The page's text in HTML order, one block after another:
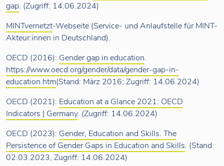
gap. (Zugriff: 14.06.2024)
MINTvernetzt-Webseite (Service- und Anlaufstelle für MINT-
Akteur:innen in Deutschland).
OECD (2016): Gender gap in education.
https://www.oecd.org/gender/data/gender-gap-in-
education.htm(Stand: März 2016; Zugriff: 14.06.2024)
OECD (2021): Education at a Glance 2021: OECD
Indicators | Germany. (Zugriff: 14.06.2024)
OECD (2023): Gender, Education and Skills. The
Persistence of Gender Gaps in Education and Skills. (Stand
02.03.2023, Zugriff: 14.06.2024)